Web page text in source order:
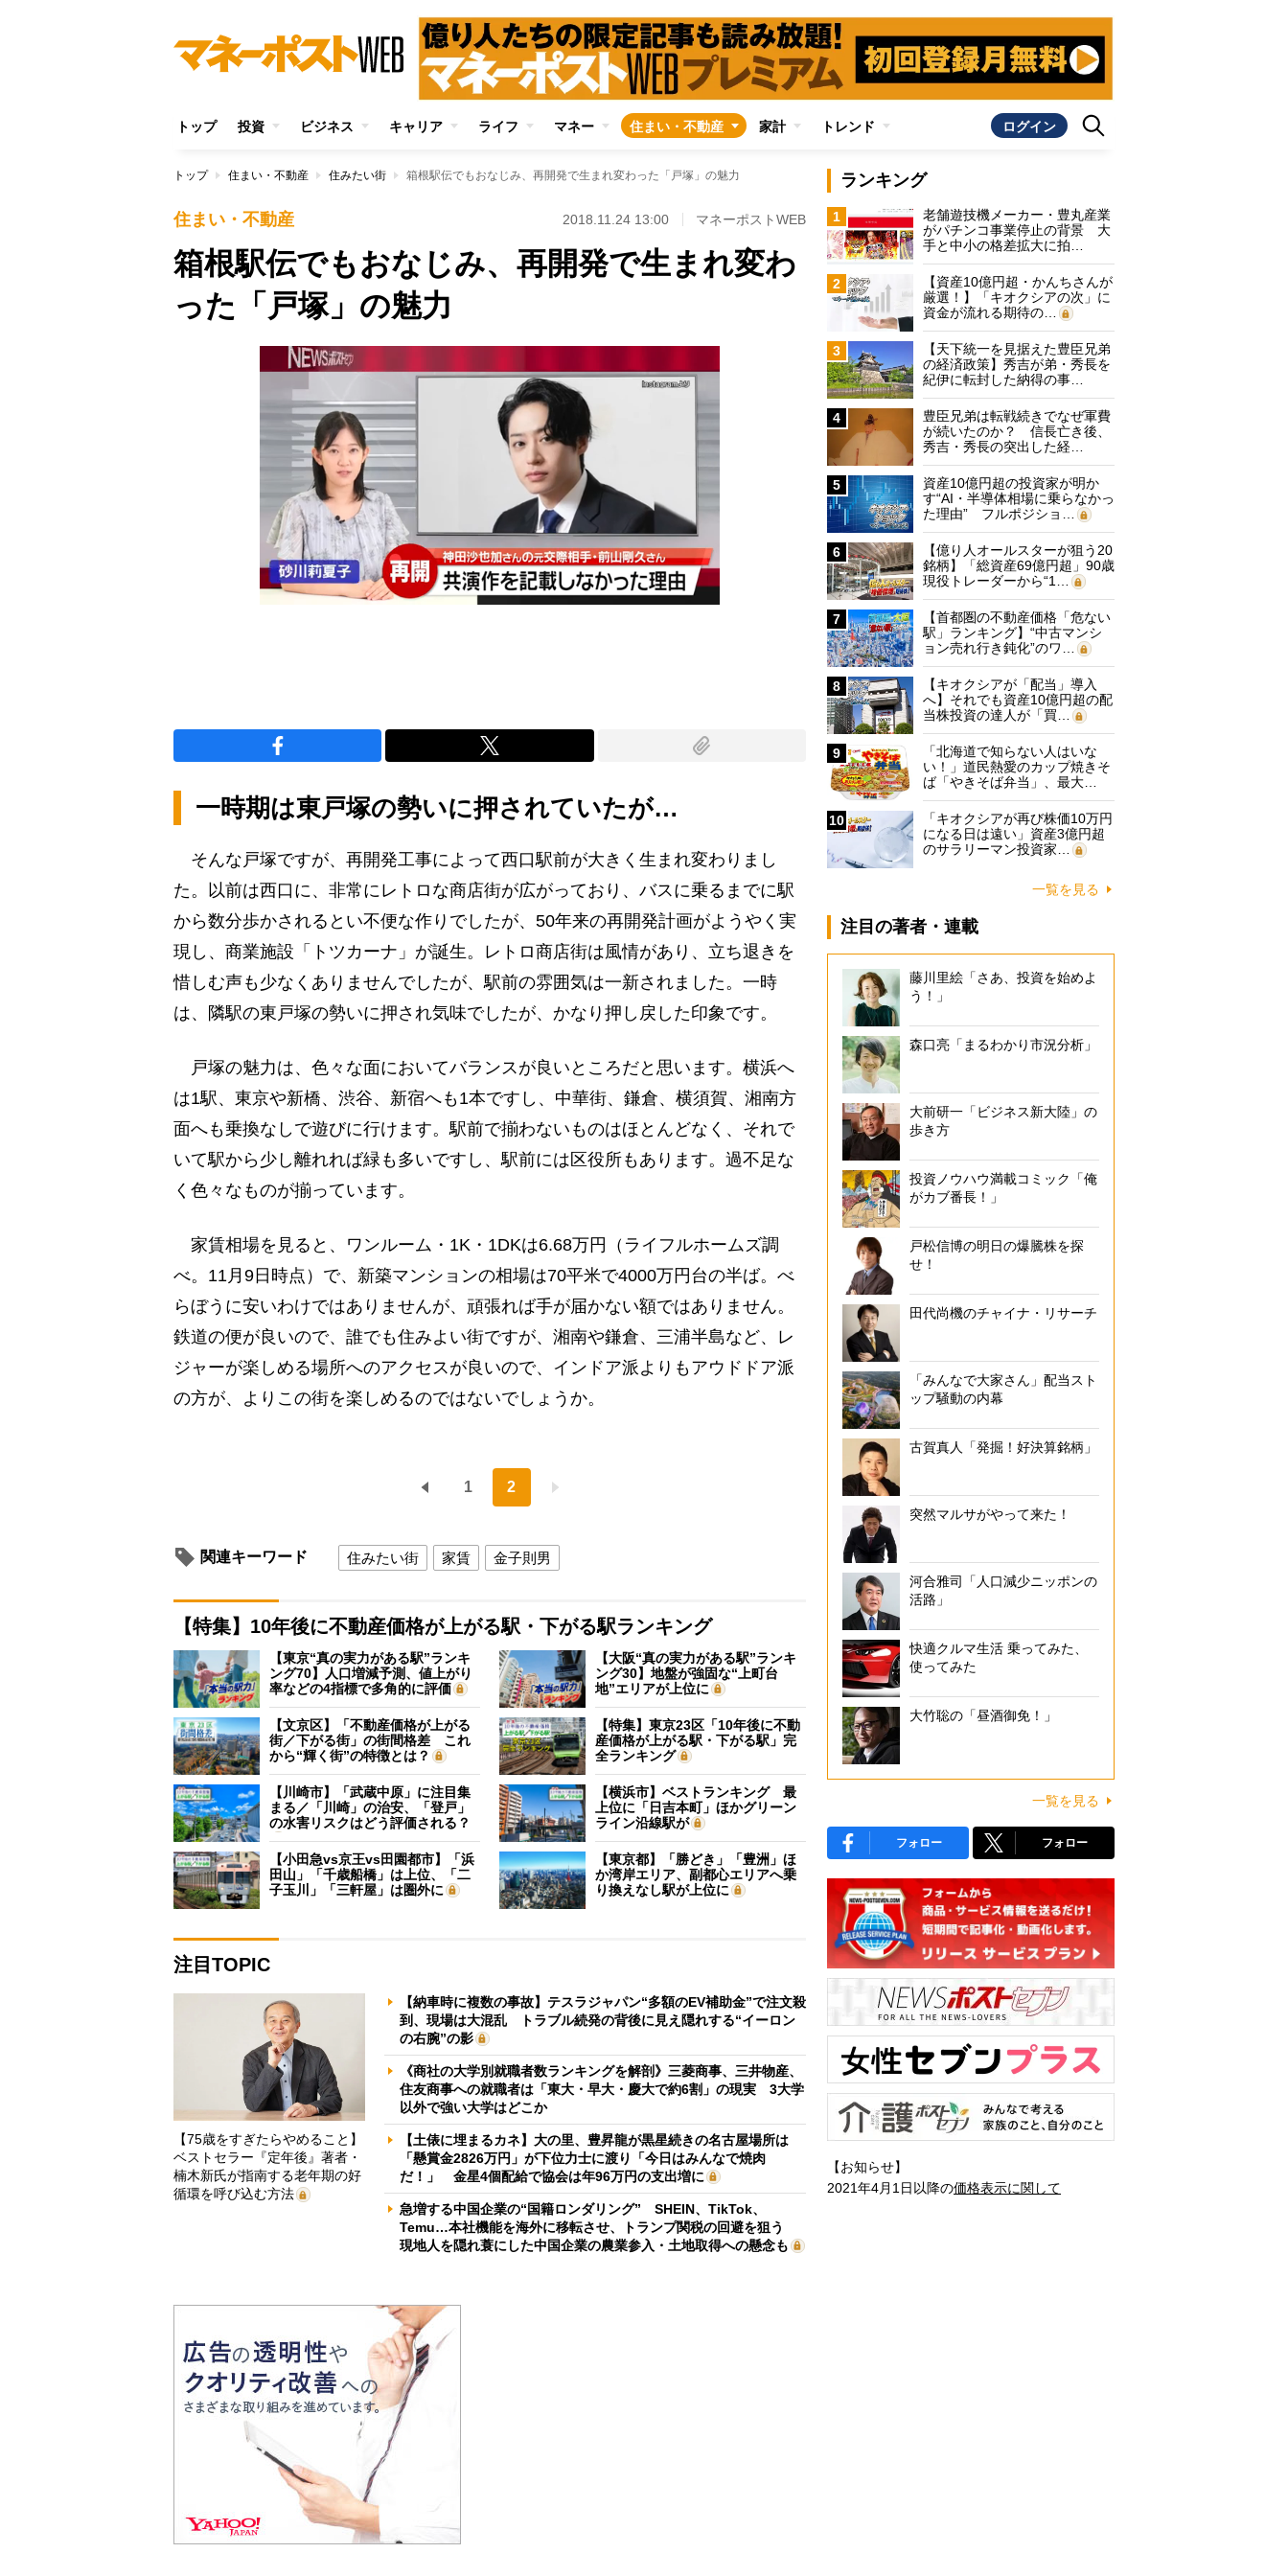
トップ 投資 ビジネス キャリア ライフ マネー 住まい・不動産 家計 トレンド ログイン
トップ 住まい・不動産 住みたい街 箱根駅伝でもおなじみ、再開発で生まれ変わった「戸塚」の魅力
住まい・不動産 2018.11.24 13:00 マネーポストWEB
箱根駅伝でもおなじみ、再開発で生まれ変わ
った「戸塚」の魅力
一時期は東戸塚の勢いに押されていたが…
そんな戸塚ですが、再開発工事によって西口駅前が大きく生まれ変わりまし
た。以前は西口に、非常にレトロな商店街が広がっており、バスに乗るまでに駅
から数分歩かされるとい不便な作りでしたが、50年来の再開発計画がようやく実
現し、商業施設「トツカーナ」が誕生。レトロ商店街は風情があり、立ち退きを
惜しむ声も少なくありませんでしたが、駅前の雰囲気は一新されました。一時
は、隣駅の東戸塚の勢いに押され気味でしたが、かなり押し戻した印象です。
戸塚の魅力は、色々な面においてバランスが良いところだと思います。横浜へ
は1駅、東京や新橋、渋谷、新宿へも1本ですし、中華街、鎌倉、横須賀、湘南方
面へも乗換なしで遊びに行けます。駅前で揃わないものはほとんどなく、それで
いて駅から少し離れれば緑も多いですし、駅前には区役所もあります。過不足な
く色々なものが揃っています。
家賃相場を見ると、ワンルーム・1K・1DKは6.68万円（ライフルホームズ調
べ。11月9日時点）で、新築マンションの相場は70平米で4000万円台の半ば。べ
らぼうに安いわけではありませんが、頑張れば手が届かない額ではありません。
鉄道の便が良いので、誰でも住みよい街ですが、湘南や鎌倉、三浦半島など、レ
ジャーが楽しめる場所へのアクセスが良いので、インドア派よりもアウドドア派
の方が、よりこの街を楽しめるのではないでしょうか。
1 2
関連キーワード 住みたい街 家賃 金子則男
【特集】10年後に不動産価格が上がる駅・下がる駅ランキング
【東京“真の実力がある駅”ランキ
ング70】人口増減予測、値上がり
率などの4指標で多角的に評価
【大阪“真の実力がある駅”ランキ
ング30】地盤が強固な“上町台
地”エリアが上位に
【文京区】「不動産価格が上がる
街／下がる街」の街間格差 これ
から“輝く街”の特徴とは？
【特集】東京23区「10年後に不動
産価格が上がる駅・下がる駅」完
全ランキング
【川崎市】「武蔵中原」に注目集
まる／「川崎」の治安、「登戸」
の水害リスクはどう評価される？
【横浜市】ベストランキング 最
上位に「日吉本町」ほかグリーン
ライン沿線駅が
【小田急vs京王vs田園都市】「浜
田山」「千歳船橋」は上位、「二
子玉川」「三軒屋」は圏外に
【東京都】「勝どき」「豊洲」ほ
か湾岸エリア、副都心エリアへ乗
り換えなし駅が上位に
注目TOPIC
【75歳をすぎたらやめること】
ベストセラー『定年後』著者・
楠木新氏が指南する老年期の好
循環を呼び込む方法
【納車時に複数の事故】テスラジャパン“多額のEV補助金”で注文殺
到、現場は大混乱 トラブル続発の背後に見え隠れする“イーロン
の右腕”の影
《商社の大学別就職者数ランキングを解剖》三菱商事、三井物産、
住友商事への就職者は「東大・早大・慶大で約6割」の現実 3大学
以外で強い大学はどこか
【土俵に埋まるカネ】大の里、豊昇龍が黒星続きの名古屋場所は
「懸賞金2826万円」が下位力士に渡り「今日はみんなで焼肉
だ！」 金星4個配給で協会は年96万円の支出増に
急増する中国企業の“国籍ロンダリング” SHEIN、TikTok、
Temu…本社機能を海外に移転させ、トランプ関税の回避を狙う
現地人を隠れ蓑にした中国企業の農業参入・土地取得への懸念も
ランキング
1
老舗遊技機メーカー・豊丸産業
がパチンコ事業停止の背景 大
手と中小の格差拡大に拍…
2
【資産10億円超・かんちさんが
厳選！】「キオクシアの次」に
資金が流れる期待の…
3
【天下統一を見据えた豊臣兄弟
の経済政策】秀吉が弟・秀長を
紀伊に転封した納得の事…
4
豊臣兄弟は転戦続きでなぜ軍費
が続いたのか？ 信長亡き後、
秀吉・秀長の突出した経…
5
資産10億円超の投資家が明か
す“AI・半導体相場に乗らなかっ
た理由” フルポジショ…
6
【億り人オールスターが狙う20
銘柄】「総資産69億円超」90歳
現役トレーダーから“1…
7
【首都圏の不動産価格「危ない
駅」ランキング】“中古マンシ
ョン売れ行き鈍化”のワ…
8
【キオクシアが「配当」導入
へ】それでも資産10億円超の配
当株投資の達人が「買…
9
「北海道で知らない人はいな
い！」道民熱愛のカップ焼きそ
ば「やきそば弁当」、最大…
10
「キオクシアが再び株価10万円
になる日は遠い」資産3億円超
のサラリーマン投資家…
一覧を見る
注目の著者・連載
藤川里絵「さあ、投資を始めよ
う！」
森口亮「まるわかり市況分析」
大前研一「ビジネス新大陸」の
歩き方
投資ノウハウ満載コミック「俺
がカブ番長！」
戸松信博の明日の爆騰株を探
せ！
田代尚機のチャイナ・リサーチ
「みんなで大家さん」配当スト
ップ騒動の内幕
古賀真人「発掘！好決算銘柄」
突然マルサがやって来た！
河合雅司「人口減少ニッポンの
活路」
快適クルマ生活 乗ってみた、
使ってみた
大竹聡の「昼酒御免！」
一覧を見る
フォロー フォロー
【お知らせ】
2021年4月1日以降の価格表示に関して